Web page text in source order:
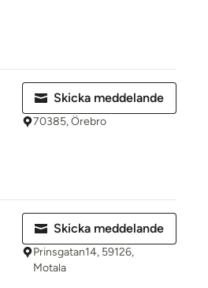
Skicka meddelande
70385, Örebro
Skicka meddelande
Prinsgatan14, 59126,
Motala